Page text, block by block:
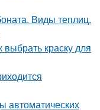
Виды теплиц.
выбрать краску для
автоматических